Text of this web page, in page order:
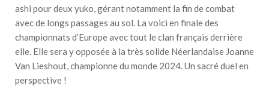
ashi pour deux yuko, gérant notamment la fin de combat
avec de longs passages au sol. La voici en finale des
championnats d’Europe avec tout le clan français derrière
elle. Elle sera y opposée à la très solide Néerlandaise Joanne
Van Lieshout, championne du monde 2024. Un sacré duel en
perspective !